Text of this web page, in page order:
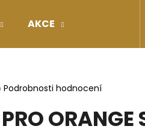
AKCE Doplňky
Podrobnosti hodnocení